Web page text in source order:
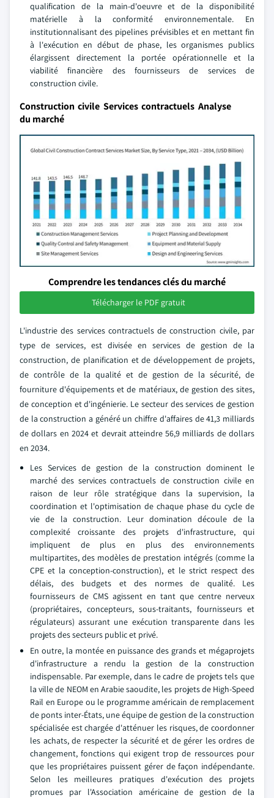
qualification de la main-d'oeuvre et de la disponibilité
matérielle à la conformité environnementale. En
institutionnalisant des pipelines prévisibles et en mettant fin
à l'exécution en début de phase, les organismes publics
élargissent directement la portée opérationnelle et la
viabilité financière des fournisseurs de services de
construction civile.
Construction civile Services contractuels Analyse
du marché
Comprendre les tendances clés du marché
Télécharger le PDF gratuit
L'industrie des services contractuels de construction civile, par
type de services, est divisée en services de gestion de la
construction, de planification et de développement de projets,
de contrôle de la qualité et de gestion de la sécurité, de
fourniture d'équipements et de matériaux, de gestion des sites,
de conception et d'ingénierie. Le secteur des services de gestion
de la construction a généré un chiffre d'affaires de 41,3 milliards
de dollars en 2024 et devrait atteindre 56,9 milliards de dollars
en 2034.
Les Services de gestion de la construction dominent le
marché des services contractuels de construction civile en
raison de leur rôle stratégique dans la supervision, la
coordination et l'optimisation de chaque phase du cycle de
vie de la construction. Leur domination découle de la
complexité croissante des projets d'infrastructure, qui
impliquent de plus en plus des environnements
multipartites, des modèles de prestation intégrés (comme la
CPE et la conception-construction), et le strict respect des
délais, des budgets et des normes de qualité. Les
fournisseurs de CMS agissent en tant que centre nerveux
(propriétaires, concepteurs, sous-traitants, fournisseurs et
régulateurs) assurant une exécution transparente dans les
projets des secteurs public et privé.
En outre, la montée en puissance des grands et mégaprojets
d'infrastructure a rendu la gestion de la construction
indispensable. Par exemple, dans le cadre de projets tels que
la ville de NEOM en Arabie saoudite, les projets de High-Speed
Rail en Europe ou le programme américain de remplacement
de ponts inter-États, une équipe de gestion de la construction
spécialisée est chargée d'atténuer les risques, de coordonner
les achats, de respecter la sécurité et de gérer les ordres de
changement, fonctions qui exigent trop de ressources pour
que les propriétaires puissent gérer de façon indépendante.
Selon les meilleures pratiques d'exécution des projets
promues par l'Association américaine de gestion de la